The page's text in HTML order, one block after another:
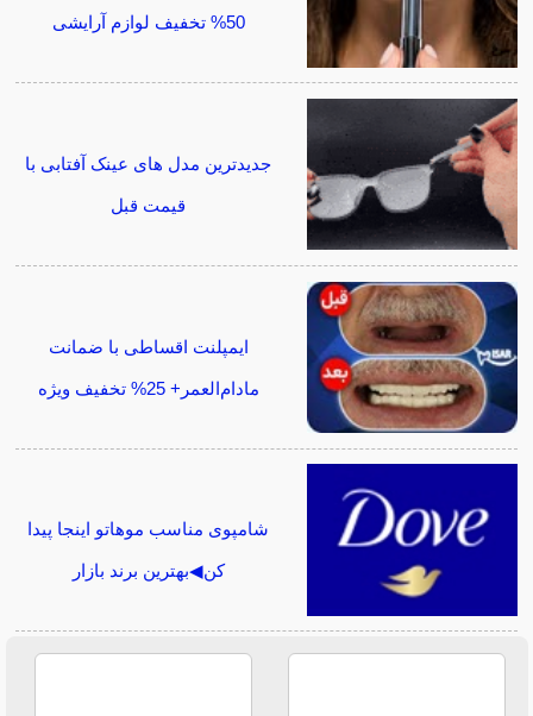
50% تخفیف لوازم آرایشی
جدیدترین مدل های عینک آفتابی با
قیمت قبل
ایمپلنت اقساطی با ضمانت
مادام‌العمر+ 25% تخفیف ویژه
شامپوی مناسب موهاتو اینجا پیدا
کن◀بهترین برند بازار